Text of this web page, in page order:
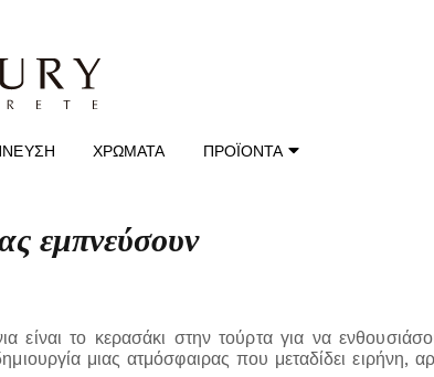
ΧΡΏΜΑΤΑ ΠΡΟΪΌΝΤΑ
εμπνεύσουν
είναι το κερασάκι στην τούρτα για να
μιας ατμόσφαιρας που μεταδίδει ειρήνη,